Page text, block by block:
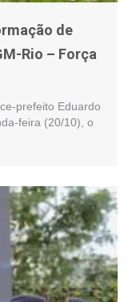
de
Rio – Força
prefeito Eduardo
feira (20/10), o